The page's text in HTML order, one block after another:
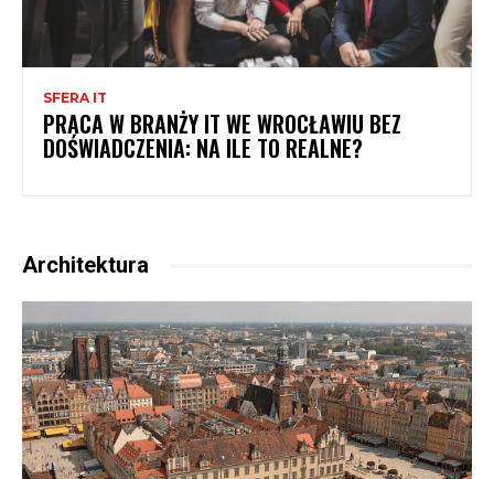
SFERA IT
PRACA W BRANŻY IT WE WROCŁAWIU BEZ
DOŚWIADCZENIA: NA ILE TO REALNE?
Architektura